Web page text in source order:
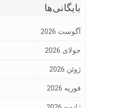
بایگانی‌ها
آگوست 2026
جولای 2026
ژوئن 2026
فوریه 2026